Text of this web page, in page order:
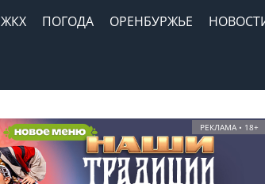
ЖКХ ПОГОДА ОРЕНБУРЖЬЕ
РЕКЛАМА • 18+